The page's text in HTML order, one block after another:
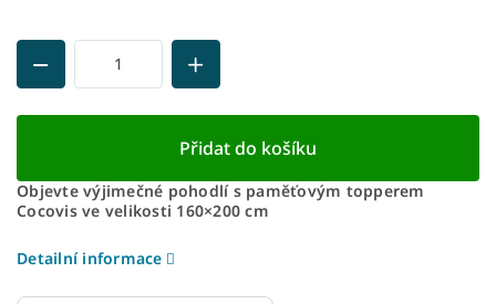
Přidat do košíku
Objevte výjimečné pohodlí s paměťovým topperem
Cocovis ve velikosti 160×200 cm
Detailní informace